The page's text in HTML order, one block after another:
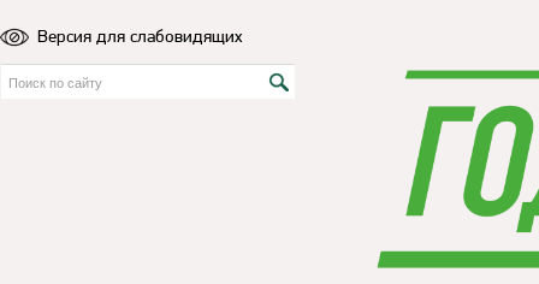
Версия для слабовидящих